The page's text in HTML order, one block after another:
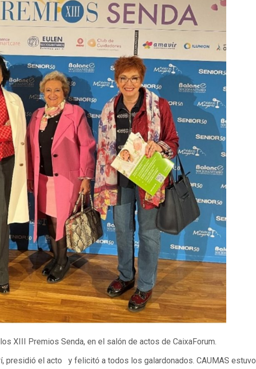
XIII Premios Senda, en el salón de actos de CaixaForum.
presidió el acto y felicitó a todos los galardonados. CAUMAS estuvo